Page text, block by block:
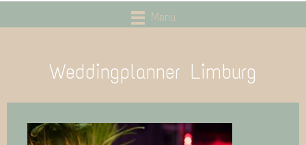
Menu
Weddingplanner Limburg